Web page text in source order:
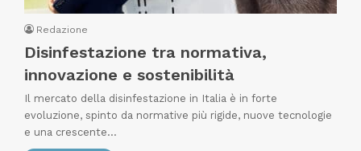
Redazione
Disinfestazione tra normativa,
innovazione e sostenibilità
Il mercato della disinfestazione in Italia è in forte
evoluzione, spinto da normative più rigide, nuove tecnologie
e una crescente…